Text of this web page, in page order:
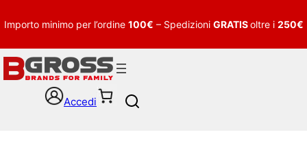
Importo minimo per l’ordine 100€ – Spedizioni GRATISoltre i 250€
Accedi